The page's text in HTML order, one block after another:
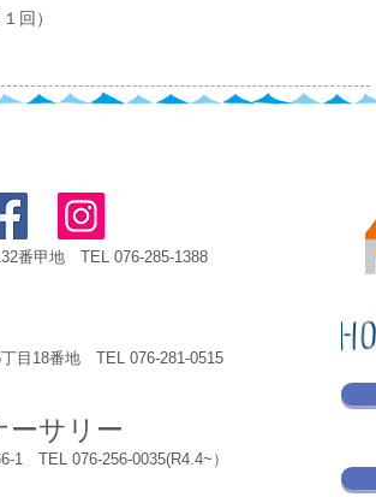
回）
番甲地 TEL 076-285-1388
目18番地 TEL 076-281-0515
ーサリー
1 TEL 076-256-0035(R4.4~）